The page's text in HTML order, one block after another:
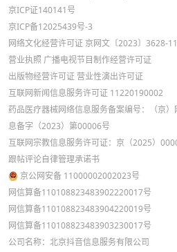
京ICP证140141号
京ICP备12025439号-3
网络文化经营许可证 京网文〔2023〕3628-
营业执照 广播电视节目制作经营许可证
出版物经营许可证 营业性演出许可证
互联网新闻信息服务许可证 11220190002
药品医疗器械网络信息服务备案编号：（京）
息备字（2023）第00006号
互联网宗教信息服务许可证：京（2025）
跟帖评论自律管理承诺书
京公网安备 11000002002023号
网信算备110108823483902220017号
网信算备110108823483904220019号
网信算备110108823483903230017号
公司名称：北京抖音信息服务有限公司